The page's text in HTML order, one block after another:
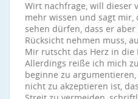
Wirt nachfrage, will dieser
mehr wissen und sagt mir,
sehen dürfen, dass er
Rücksicht nehmen muss,
Mir rutscht das Herz in
Allerdings reiße ich mich
beginne zu
nicht zu akzeptieren ist,